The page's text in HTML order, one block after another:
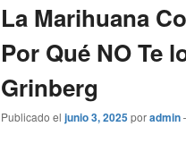
La Marihuana
Por Qué NO Te
Grinberg
Publicado el junio 3, 2025poradmin